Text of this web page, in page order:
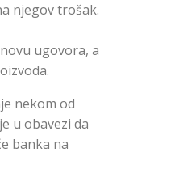
njegov trošak.
ugovora, a
nekom od
u obavezi da
banka na